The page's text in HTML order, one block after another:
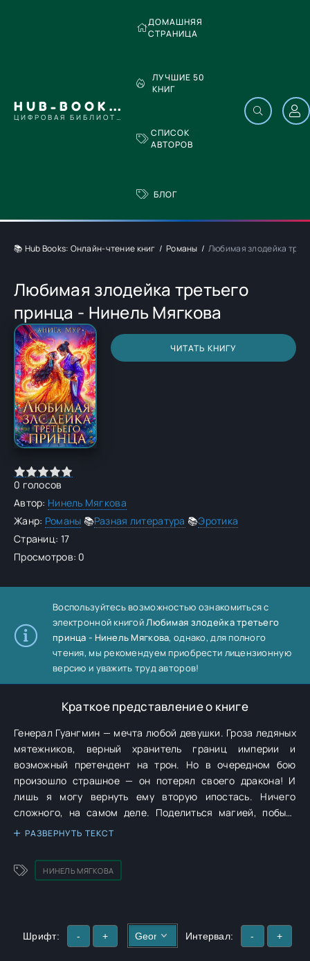
HUB-BOOKS.COM
ЦИФРОВАЯ БИБЛИОТЕКА
ДОМАШНЯЯ
СТРАНИЦА
ЛУЧШИЕ 50
КНИГ
СПИСОК
АВТОРОВ
БЛОГ
📚 Hub Books: Онлайн-чтение книг Романы Любимая злодейка
Любимая злодейка третьего
принца - Нинель Мягкова
ЧИТАТЬ КНИГУ
0 голосов
Автор: Нинель Мягкова
Жанр: Романы 📚Разная литература 📚Эротика
Страниц: 17
Просмотров: 0
Воспользуйтесь возможностью ознакомиться с
электронной книгойЛюбимая злодейка третьего
принца - Нинель Мягкова, однако, для полного
чтения, мы рекомендуем приобрести лицензионную
версию и уважить труд авторов!
Краткое представление о книге
Генерал Гуангмин — мечта любой девушки. Гроза ледяных
мятежников, верный хранитель границ империи и
возможный претендент на трон. Но в очередном бою
произошло страшное — он потерял своего дракона! И
лишь я могу вернуть ему вторую ипостась. Ничего
сложного, на самом деле. Поделиться магией, побыть
рядом. Я бы и не против! Но проблема в том, что меня
РАЗВЕРНУТЬ ТЕКСТ
НИНЕЛЬ МЯГКОВА
Шрифт: - + Интервал: - +